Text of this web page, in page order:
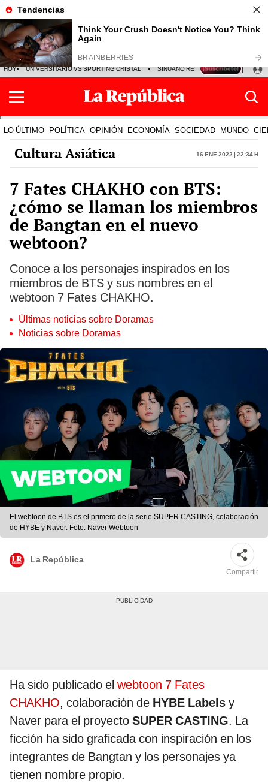
HOY UNIVERSITARIO VS SPORTING CRISTAL SINUANO RESULTADOS HOY
LO ÚLTIMO POLÍTICA OPINIÓN ECONOMÍA SOCIEDAD MUNDO
Cultura Asiática 16 Ene 2022 | 22:34 h
7 Fates CHAKHO con BTS:
¿cómo se llaman los miembros
de Bangtan en el nuevo
webtoon?
Conoce a los personajes inspirados en los
miembros de BTS y sus nombres en el
webtoon 7 Fates CHAKHO.
Últimas noticias sobre Doramas
Noticias sobre Doramas
El webtoon de BTS es el primero de la serie SUPER CASTING, colaboración
de HYBE y Naver. Foto: Naver Webtoon
La República
Compartir
Ha sido publicado el webtoon 7 Fates
CHAKHO, colaboración de HYBE Labels y
Naver para el proyecto SUPER CASTING. La
ficción ha sido graficada con inspiración en los
integrantes de Bangtan y los personajes ya
tienen nombre propio.